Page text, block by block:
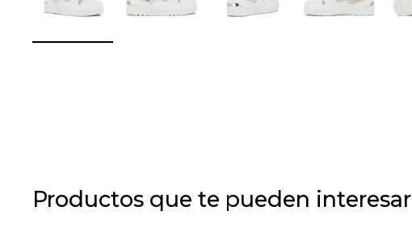
Productos que te pueden interesar